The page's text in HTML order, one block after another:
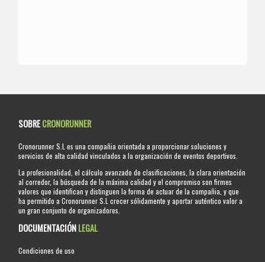
SOBRECRONORUNNER
Cronorunner S.L es una compañia orientada a proporcionar soluciones y
servicios de alta calidad vinculados a la organización de eventos deportivos.
La profesionalidad, el cálculo avanzado de clasificaciones, la clara orientación
al corredor, la búsqueda de la máxima calidad y el compromiso son firmes
valores que identifican y distinguen la forma de actuar de la compañia, y que
ha permitido a Cronorunner S.L crecer sólidamente y aportar auténtico valor a
un gran conjunto de organizadores.
DOCUMENTACIÓNLEGAL
Condiciones de uso